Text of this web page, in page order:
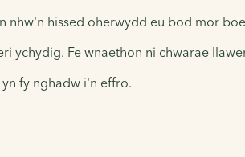
nhw'n hissed oherwydd eu bod mor
ychydig. Fe wnaethon ni chwarae
fy nghadw i'n effro.